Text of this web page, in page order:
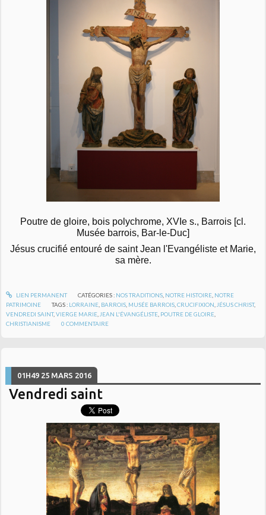
Poutre de gloire, bois polychrome, XVIe s., Barrois [cl.
Musée barrois, Bar-le-Duc]
Jésus crucifié entouré de saint Jean l'Evangéliste et Marie,
sa mère.
LIEN PERMANENT CATÉGORIES : NOS TRADITIONS, NOTRE HISTOIRE, NOTRE
PATRIMOINE
TAGS : LORRAINE BARROIS MUSÉE BARROIS ,CRUCIFIXION JÉSUS CHRIST,
VENDREDI SAINT,VIERGE MARIE JEAN L'ÉVANGÉLISTE POUTRE DE GLOIRE
CHRISTIANISME
0 COMMENTAIRE
01H49 25 MARS 2016
Vendredi saint